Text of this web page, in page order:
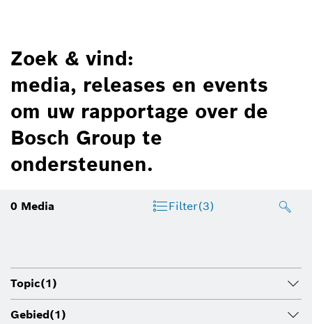
Zoek & vind:
media, releases en events
om uw rapportage over de
Bosch Group te
ondersteunen.
0 Media Filter(3)
Topic(1)
Gebied(1)